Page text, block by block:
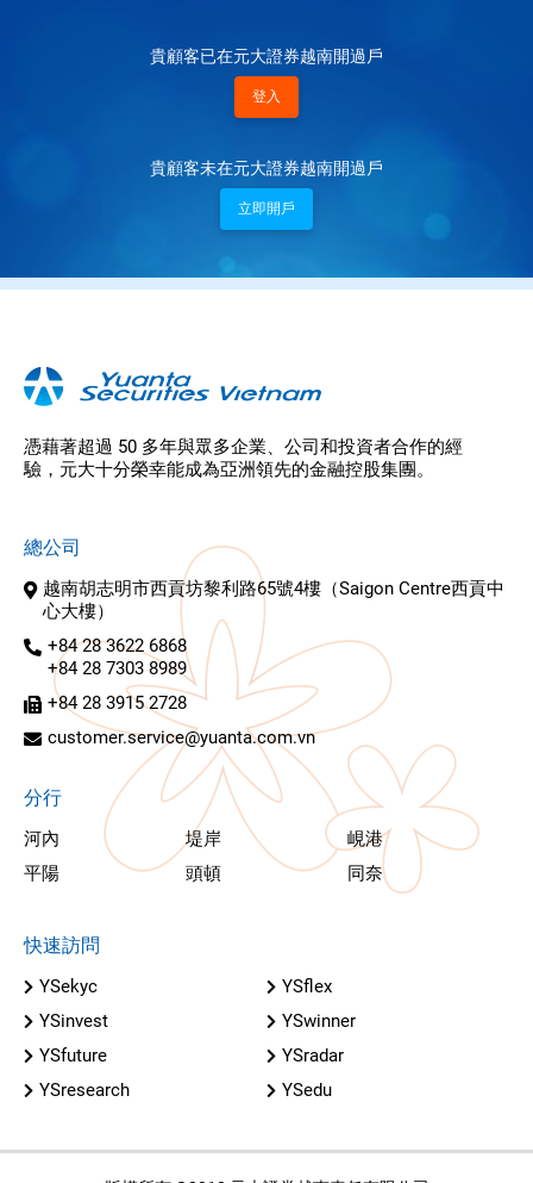
貴顧客已在元大證券越南開過戶
登入
貴顧客未在元大證券越南開過戶
立即開戶
憑藉著超過 50 多年與眾多企業、公司和投資者合作的經
驗，元大十分榮幸能成為亞洲領先的金融控股集團。
總公司
越南胡志明市西貢坊黎利路65號4樓（Saigon Centre西貢中
心大樓）
+84 28 3622 6868
+84 28 7303 8989
+84 28 3915 2728
customer.service@yuanta.com.vn
分行
河內 堤岸
峴港
平陽
頭頓 同奈
快速訪問
YSekyc
YSflex
YSinvest
YSwinner
YSfuture
YSradar
YSresearch
YSedu